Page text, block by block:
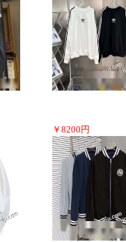
￥ 8200 円